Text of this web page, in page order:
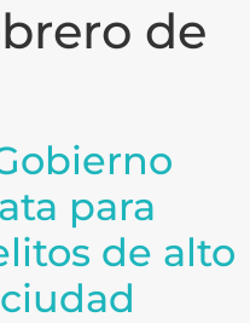
de
para
de alto